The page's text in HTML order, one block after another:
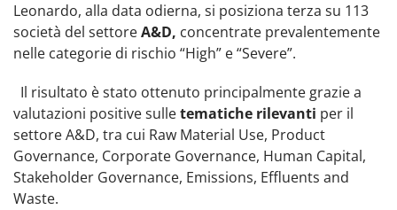
Leonardo, alla data odierna, si posiziona terza su 113
società del settoreA&D, concentrate prevalentemente
nelle categorie di rischio “High” e “Severe”.
Il risultato è stato ottenuto principalmente grazie a
valutazioni positive sulletematiche rilevanti per il
settore A&D, tra cui Raw Material Use, Product
Governance, Corporate Governance, Human Capital,
Stakeholder Governance, Emissions, Effluents and
Waste.